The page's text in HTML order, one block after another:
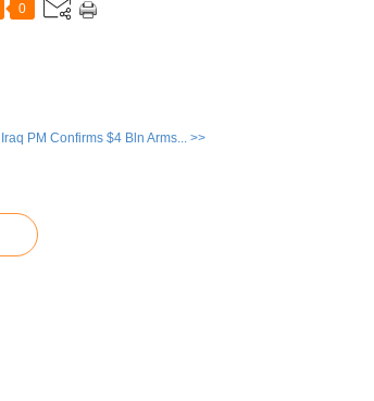
0
Iraq PM Confirms $4 Bln Arms... >>